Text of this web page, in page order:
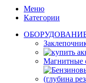
Меню
Категории
Магнитные